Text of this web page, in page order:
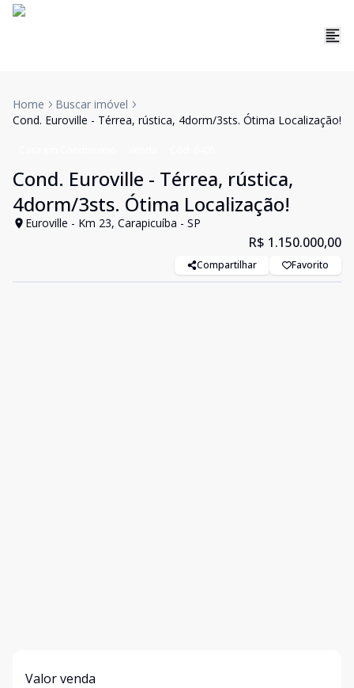
Home
Buscar imóvel
Cond. Euroville - Térrea, rústica, 4dorm/3sts. Ótima Localização!
Cond. Euroville - Térrea, rústica,
4dorm/3sts. Ótima Localização!
Euroville - Km 23, Carapicuíba - SP
R$ 1.150.000,00
Compartilhar Favorito
Valor venda